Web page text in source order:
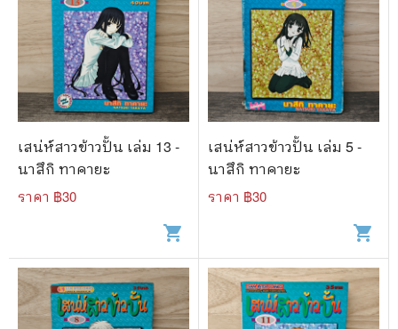
เสน่ห์สาวข้าวปั้น เล่ม 13 -
นาสึกิ ทาคายะ
ราคา ฿30
shopping_cart
เสน่ห์สาวข้าวปั้น เล่ม 5 -
นาสึกิ ทาคายะ
ราคา ฿30
shopping_cart